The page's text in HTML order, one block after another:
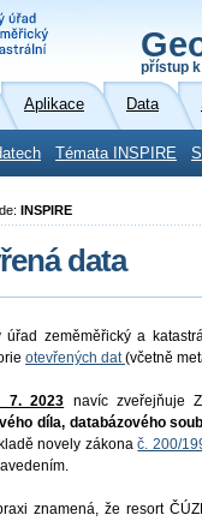
přístup
Aplikace Data
Témata INSPIRE
INSPIRE
data
úřad zeměměřický a
otevřených dat(včetně
7. 2023 navíc zveřejňuje
díla, databázového
novely zákonač. 200/
znamená, že resort